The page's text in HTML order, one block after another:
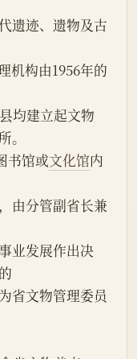
遗迹、遗物及古
均建立起文物
。
书馆或文化馆内
由分管副省长兼
业发展作出决
省文物管理委员